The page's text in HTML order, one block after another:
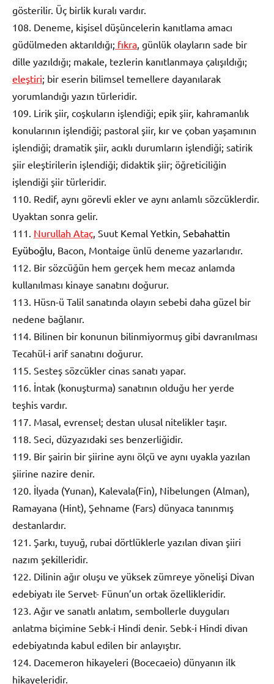
gösterilir. Üç birlik kuralı vardır.
108. Deneme, kişisel düşüncelerin kanıtlama amacı
güdülmeden aktarıldığı; fıkra, günlük olayların sade bir
dille yazıldığı; makale, tezlerin kanıtlanmaya çalışıldığı;
eleştiri; bir eserin bilimsel temellere dayanılarak
yorumlandığı yazın türleridir.
109. Lirik şiir, coşkuların işlendiği; epik şiir, kahramanlık
konularının işlendiği; pastoral şiir, kır ve çoban yaşamının
işlendiği; dramatik şiir, acıklı durumların işlendiği; satirik
şiir eleştirilerin işlendiği; didaktik şiir; öğreticiliğin
işlendiği şiir türleridir.
110. Redif, aynı görevli ekler ve aynı anlamlı sözcüklerdir.
Uyaktan sonra gelir.
111. Nurullah Ataç, Suut Kemal Yetkin, Sebahattin
Eyüboğlu, Bacon, Montaige ünlü deneme yazarlarıdır.
112. Bir sözcüğün hem gerçek hem mecaz anlamda
kullanılması kinaye sanatını doğurur.
113. Hüsn-ü Talil sanatında olayın sebebi daha güzel bir
nedene bağlanır.
114. Bilinen bir konunun bilinmiyormuş gibi davranılması
Tecahül-i arif sanatını doğurur.
115. Sesteş sözcükler cinas sanatı yapar.
116. İntak (konuşturma) sanatının olduğu her yerde
teşhis vardır.
117. Masal, evrensel; destan ulusal nitelikler taşır.
118. Seci, düzyazıdaki ses benzerliğidir.
119. Bir şairin bir şiirine aynı ölçü ve aynı uyakla yazılan
şiirine nazire denir.
120. İlyada (Yunan), Kalevala(Fin), Nibelungen (Alman),
Ramayana (Hint), Şehname (Fars) dünyaca tanınmış
destanlardır.
121. Şarkı, tuyuğ, rubai dörtlüklerle yazılan divan şiiri
nazım şekilleridir.
122. Dilinin ağır oluşu ve yüksek zümreye yönelişi Divan
edebiyatı ile Servet- Fünun’un ortak özellikleridir.
123. Ağır ve sanatlı anlatım, sembollerle duyguları
anlatma biçimine Sebk-i Hindi denir. Sebk-i Hindi divan
edebiyatında kabul edilen bir anlayıştır.
124. Dacemeron hikayeleri (Bocecaeio) dünyanın ilk
hikayeleridir.